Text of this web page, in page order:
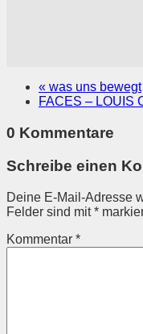
« was uns bewegt
FACES – LOUIS
0 Kommentare
Schreibe einen
Deine E-Mail-Adresse
Felder sind mit*
Kommentar *